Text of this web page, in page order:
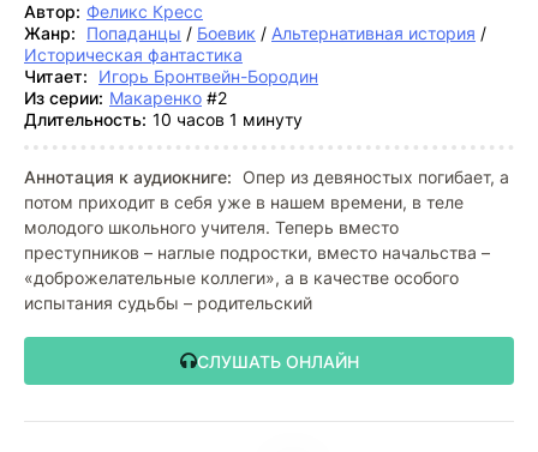
Автор: Феликс Кресс
Жанр:
Попаданцы / Боевик / Альтернативная история /
Историческая фантастика
Читает:
Игорь Бронтвейн-Бородин
Из серии: Макаренко #2
Длительность: 10 часов 1 минуту
Аннотация к аудиокниге: Опер из девяностых погибает, а
потом приходит в себя уже в нашем времени, в теле
молодого школьного учителя. Теперь вместо
преступников – наглые подростки, вместо начальства –
«доброжелательные коллеги», а в качестве особого
испытания судьбы – родительский
СЛУШАТЬ ОНЛАЙН